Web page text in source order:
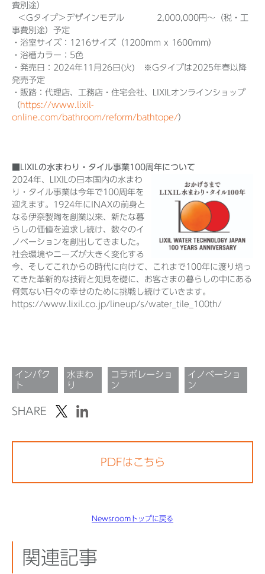
費別途）
＜Gタイプ＞デザインモデル 2,000,000円～ （税・工
事費別途）予定
・浴室サイズ：1216サイズ（1200mm x 1600mm）
・浴槽カラー：5色
・発売日：2024年11月26日(火) ※Gタイプは2025年春以降
発売予定
・販路：代理店、工務店・住宅会社、LIXILオンラインショップ
（ https://www.lixil-
online.com/bathroom/reform/bathtope/）
■LIXILの水まわり・タイル事業100周年について
2024年、LIXILの日本国内の水まわ
り・タイル事業は今年で100周年を
迎えます。1924年にINAXの前身と
なる伊奈製陶を創業以来、新たな暮
らしの価値を追求し続け、数々のイ
ノベーションを創出してきました。
社会環境やニーズが大きく変化する
今、そしてこれからの時代に向けて、これまで100年に渡り培っ
てきた革新的な技術と知見を礎に、お客さまの暮らしの中にある
何気ない日々の幸せのために挑戦し続けていきます。
https://www.lixil.co.jp/lineup/s/water_tile_100th/
インパク
ト
水まわ
り
コラボレーショ
ン
イノベーショ
ン
SHARE
PDFはこちら
Newsroomトップに戻る
関連記事